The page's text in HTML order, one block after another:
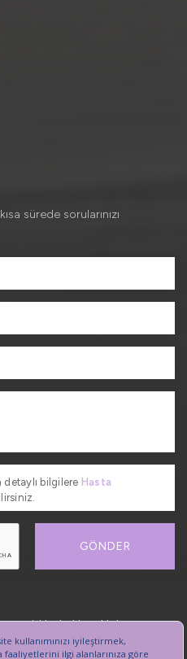
sürede sorularınızı
bilgilere Hasta
GÖNDER
Her hakkı saklıdır.